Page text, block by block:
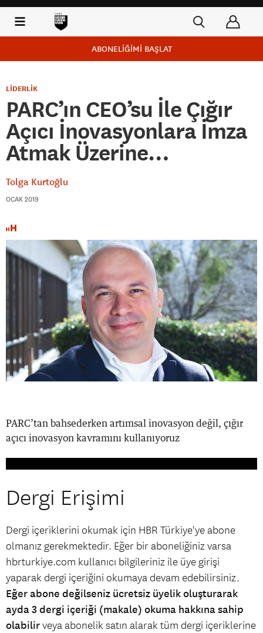
ABONELİĞİMİ BAŞLAT
LİDERLİK
PARC’ın CEO’su İle Çığır
Açıcı İnovasyonlara İmza
Atmak Üzerine…
Tolga Kurtoğlu
OCAK 2019
PARC’tan bahsederken artımsal inovasyon değil, çığır
açıcı inovasyon kavramını kullanıyoruz
Dergi Erişimi
Dergi içeriklerini okumak için HBR Türkiye'ye abone
olmanız gerekmektedir. Eğer bir aboneliğiniz varsa
hbrturkiye.com kullanıcı bilgileriniz ile üye girişi
yaparak dergi içeriğini okumaya devam edebilirsiniz.
Eğer abone değilseniz ücretsiz üyelik oluşturarak
ayda 3 dergi içeriği (makale) okuma hakkına sahip
olabilirveya abonelik satın alarak tüm dergi içeriklerine